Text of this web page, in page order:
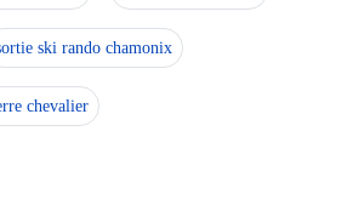
ski rando chamonix
chevalier